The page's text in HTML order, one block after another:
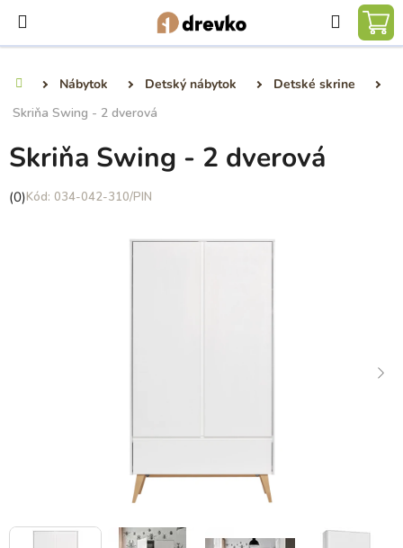
obsah
Hľadať
Nábytok Detský nábytok
Detské skrine
Skriňa Swing - 2 dverová
Skriňa Swing - 2 dverová
Priemerné
(0) 034-042-310/PIN